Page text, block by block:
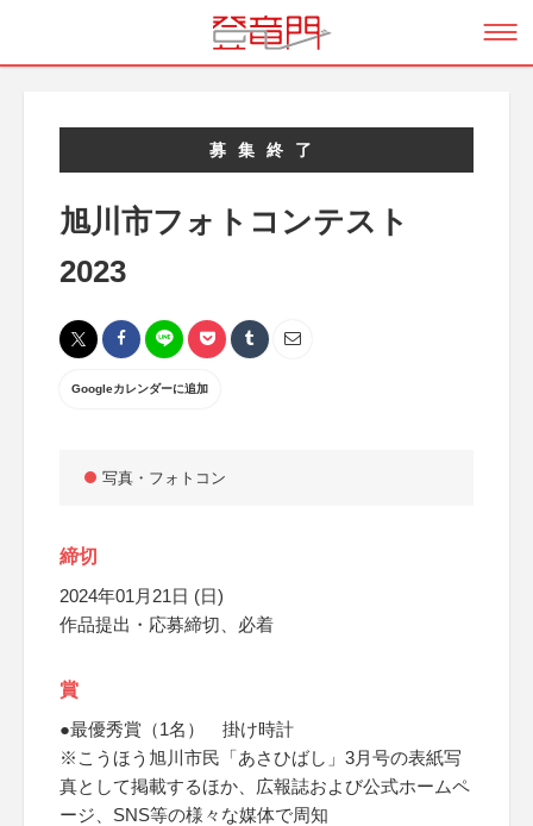
募集終了
旭川市フォトコンテスト
2023
Googleカレンダーに追加
写真・フォトコン
締切
2024年01月21日 (日)
作品提出・応募締切、必着
賞
●最優秀賞（1名） 掛け時計
※こうほう旭川市民「あさひばし」3月号の表紙写
真として掲載するほか、広報誌および公式ホームペ
ージ、SNS等の様々な媒体で周知